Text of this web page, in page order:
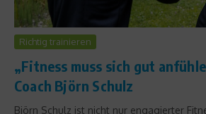
Richtig trainieren
„Fitness muss sich gut
Coach Björn Schulz
Björn Schulz ist nicht nur engagierter